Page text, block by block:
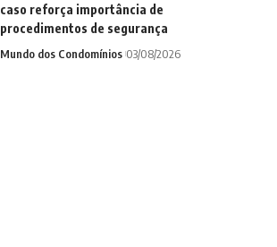
caso reforça importância de
procedimentos de segurança
Mundo dos Condomínios 03/08/2026